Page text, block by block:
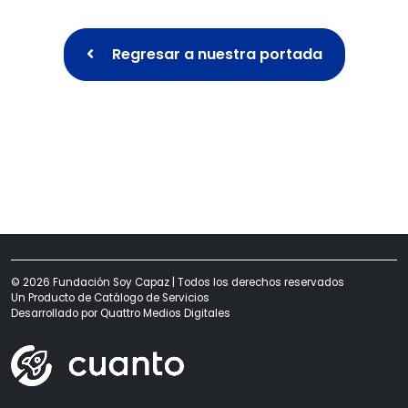
Regresar a nuestra portada
© 2026 Fundación Soy Capaz | Todos los derechos reservados
Un Producto deCatálogo de Servicios
Desarrollado porQuattro Medios Digitales